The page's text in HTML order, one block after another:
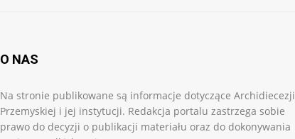
O NAS
Na stronie publikowane są informacje dotyczące Archidiecezji
Przemyskiej i jej instytucji. Redakcja portalu zastrzega sobie
prawo do decyzji o publikacji materiału oraz do dokonywania